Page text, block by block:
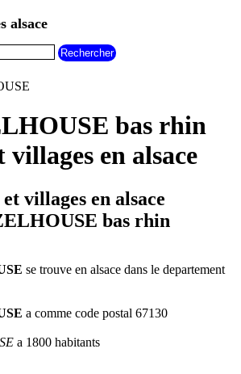
N
N
alsace
bas rhin
villages en alsace
villages en alsace
bas rhin
se trouve en alsace dans le departement
a comme code postal 67130
a 1800 habitants